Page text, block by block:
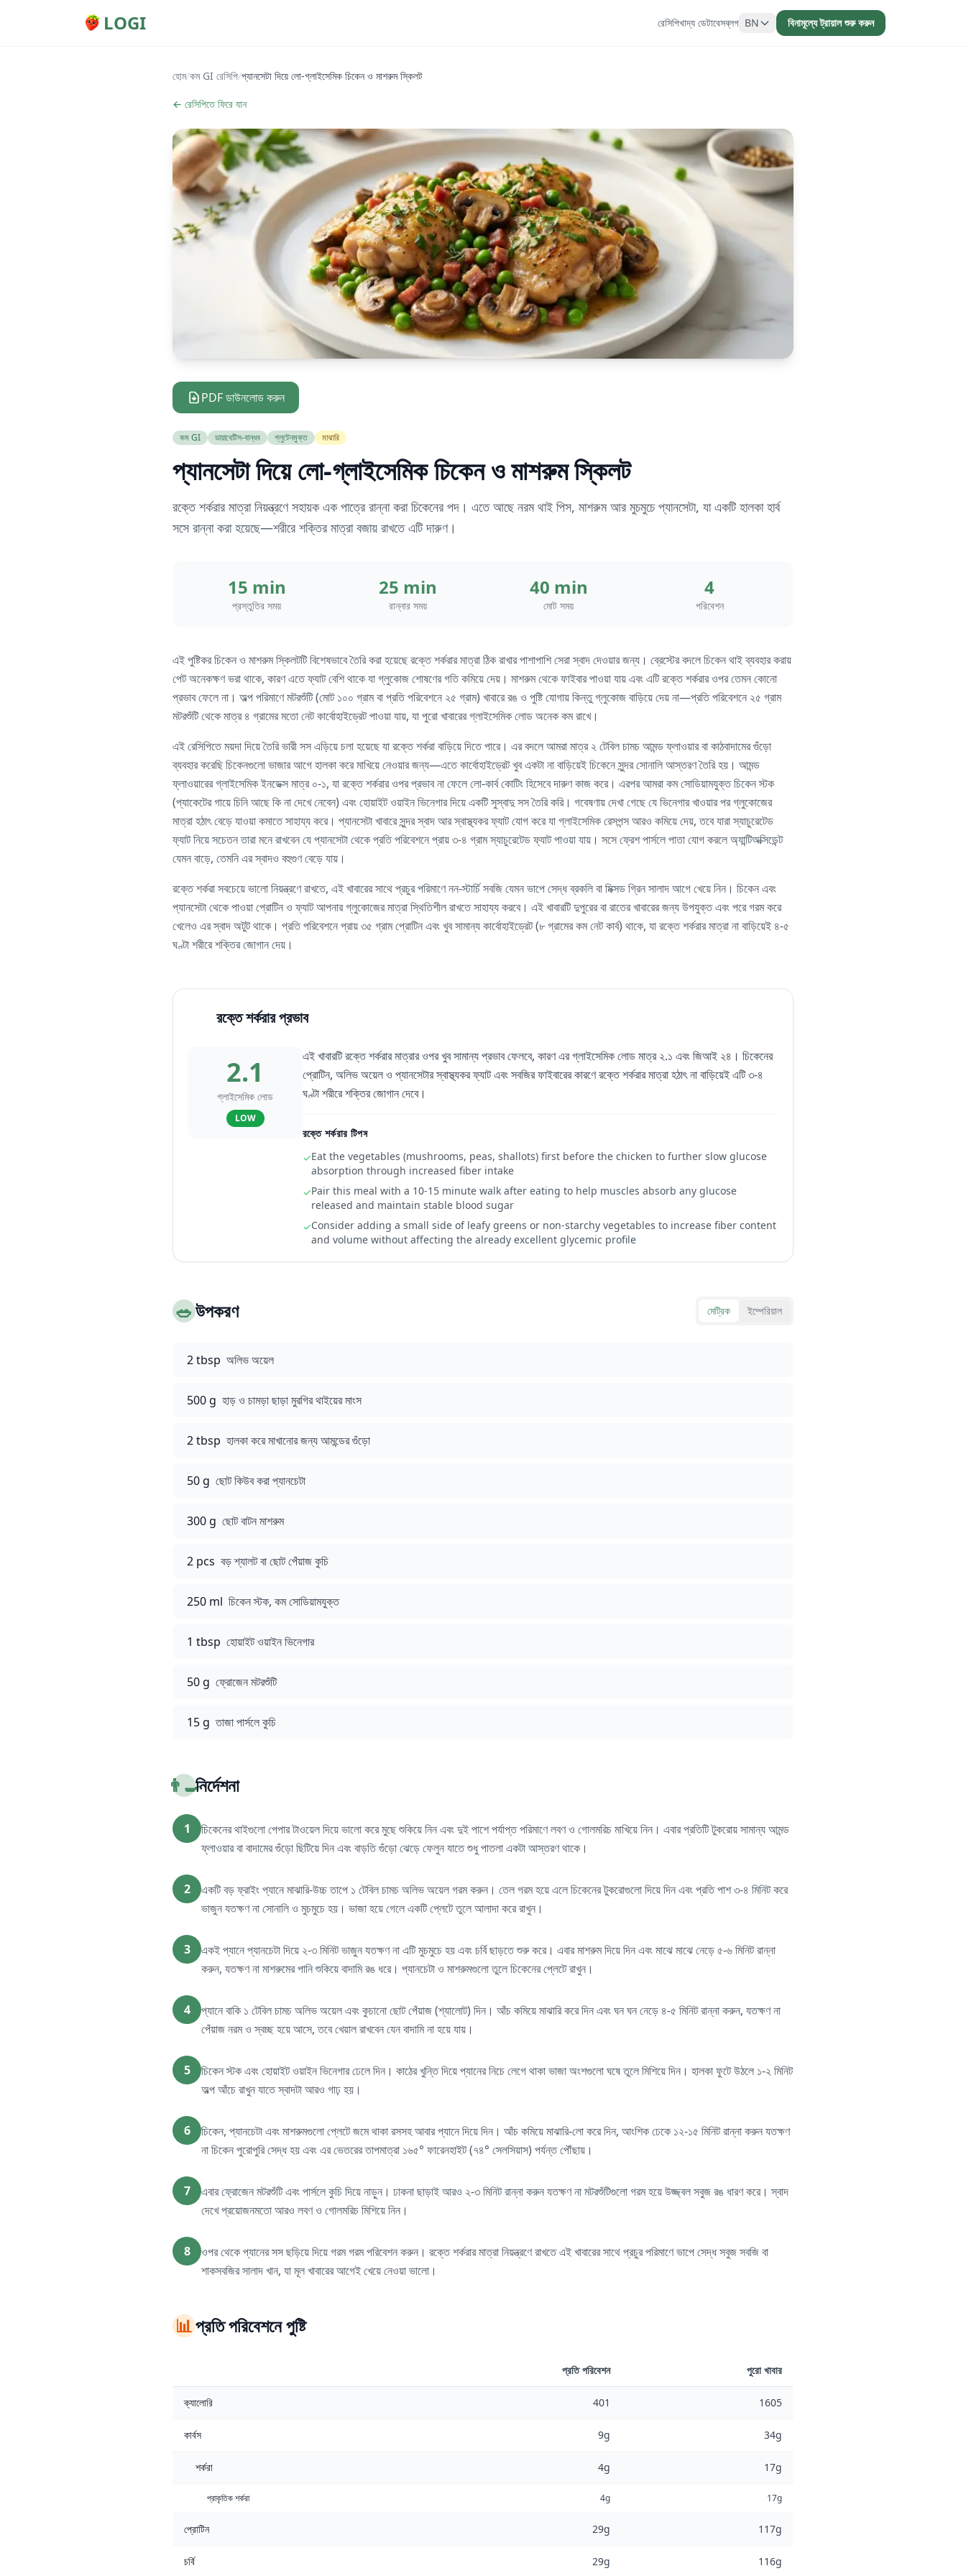
LOGI রেসিপিখাদ্য ডেটাবেসব্লগ BN বিনামূল্যে ট্রায়াল শুরু করুন
হোম/কম GI রেসিপি/প্যানসেটা দিয়ে লো-গ্লাইসেমিক চিকেন ও মাশরুম স্কিলট
← রেসিপিতে ফিরে যান
PDF ডাউনলোড করুন
কম GI ডায়াবেটিস-বান্ধব গ্লুটেনমুক্ত মাঝারি
প্যানসেটা দিয়ে লো-গ্লাইসেমিক চিকেন ও মাশরুম স্কিলট
রক্তে শর্করার মাত্রা নিয়ন্ত্রণে সহায়ক এক পাত্রে রান্না করা চিকেনের পদ। এতে আছে নরম থাই পিস, মাশরুম আর মুচমুচে প্যানসেটা, যা একটি হালকা হার্ব
সসে রান্না করা হয়েছে—শরীরে শক্তির মাত্রা বজায় রাখতে এটি দারুণ।
15 min
প্রস্তুতির সময়
25 min
রান্নার সময়
40 min
মোট সময়
4
পরিবেশন
এই পুষ্টিকর চিকেন ও মাশরুম স্কিলটটি বিশেষভাবে তৈরি করা হয়েছে রক্তে শর্করার মাত্রা ঠিক রাখার পাশাপাশি সেরা স্বাদ দেওয়ার জন্য। ব্রেস্টের বদলে চিকেন থাই ব্যবহার করায়
পেট অনেকক্ষণ ভরা থাকে, কারণ এতে ফ্যাট বেশি থাকে যা গ্লুকোজ শোষণের গতি কমিয়ে দেয়। মাশরুম থেকে ফাইবার পাওয়া যায় এবং এটি রক্তে শর্করার ওপর তেমন কোনো
প্রভাব ফেলে না। অল্প পরিমাণে মটরশুঁটি (মোট ১০০ গ্রাম বা প্রতি পরিবেশনে ২৫ গ্রাম) খাবারে রঙ ও পুষ্টি যোগায় কিন্তু গ্লুকোজ বাড়িয়ে দেয় না—প্রতি পরিবেশনে ২৫ গ্রাম
মটরশুঁটি থেকে মাত্র ৪ গ্রামের মতো নেট কার্বোহাইড্রেট পাওয়া যায়, যা পুরো খাবারের গ্লাইসেমিক লোড অনেক কম রাখে।
এই রেসিপিতে ময়দা দিয়ে তৈরি ভারী সস এড়িয়ে চলা হয়েছে যা রক্তে শর্করা বাড়িয়ে দিতে পারে। এর বদলে আমরা মাত্র ২ টেবিল চামচ আমন্ড ফ্লাওয়ার বা কাঠবাদামের গুঁড়ো
ব্যবহার করেছি চিকেনগুলো ভাজার আগে হালকা করে মাখিয়ে নেওয়ার জন্য—এতে কার্বোহাইড্রেট খুব একটা না বাড়িয়েই চিকেনে সুন্দর সোনালি আস্তরণ তৈরি হয়। আমন্ড
ফ্লাওয়ারের গ্লাইসেমিক ইনডেক্স মাত্র ০-১, যা রক্তে শর্করার ওপর প্রভাব না ফেলে লো-কার্ব কোটিং হিসেবে দারুণ কাজ করে। এরপর আমরা কম সোডিয়ামযুক্ত চিকেন স্টক
(প্যাকেটের গায়ে চিনি আছে কি না দেখে নেবেন) এবং হোয়াইট ওয়াইন ভিনেগার দিয়ে একটি সুস্বাদু সস তৈরি করি। গবেষণায় দেখা গেছে যে ভিনেগার খাওয়ার পর গ্লুকোজের
মাত্রা হঠাৎ বেড়ে যাওয়া কমাতে সাহায্য করে। প্যানসেটা খাবারে সুন্দর স্বাদ আর স্বাস্থ্যকর ফ্যাট যোগ করে যা গ্লাইসেমিক রেসপন্স আরও কমিয়ে দেয়, তবে যারা স্যাচুরেটেড
ফ্যাট নিয়ে সচেতন তারা মনে রাখবেন যে প্যানসেটা থেকে প্রতি পরিবেশনে প্রায় ৩-৪ গ্রাম স্যাচুরেটেড ফ্যাট পাওয়া যায়। সসে ফ্রেশ পার্সলে পাতা যোগ করলে অ্যান্টিঅক্সিডেন্ট
যেমন বাড়ে, তেমনি এর স্বাদও বহুগুণ বেড়ে যায়।
রক্তে শর্করা সবচেয়ে ভালো নিয়ন্ত্রণে রাখতে, এই খাবারের সাথে প্রচুর পরিমাণে নন-স্টার্চি সবজি যেমন ভাপে সেদ্ধ ব্রকলি বা মিক্সড গ্রিন সালাদ আগে খেয়ে নিন। চিকেন এবং
প্যানসেটা থেকে পাওয়া প্রোটিন ও ফ্যাট আপনার গ্লুকোজের মাত্রা স্থিতিশীল রাখতে সাহায্য করবে। এই খাবারটি দুপুরের বা রাতের খাবারের জন্য উপযুক্ত এবং পরে গরম করে
খেলেও এর স্বাদ অটুট থাকে। প্রতি পরিবেশনে প্রায় ৩৫ গ্রাম প্রোটিন এবং খুব সামান্য কার্বোহাইড্রেট (৮ গ্রামের কম নেট কার্ব) থাকে, যা রক্তে শর্করার মাত্রা না বাড়িয়েই ৪-৫
ঘণ্টা শরীরে শক্তির জোগান দেয়।
রক্তে শর্করার প্রভাব
2.1
গ্লাইসেমিক লোড
LOW
এই খাবারটি রক্তে শর্করার মাত্রার ওপর খুব সামান্য প্রভাব ফেলবে, কারণ এর গ্লাইসেমিক লোড মাত্র ২.১ এবং জিআই ২৪। চিকেনের
প্রোটিন, অলিভ অয়েল ও প্যানসেটার স্বাস্থ্যকর ফ্যাট এবং সবজির ফাইবারের কারণে রক্তে শর্করার মাত্রা হঠাৎ না বাড়িয়েই এটি ৩-৪
ঘণ্টা শরীরে শক্তির জোগান দেবে।
রক্তে শর্করার টিপস
✓Eat the vegetables (mushrooms, peas, shallots) first before the chicken to further slow glucose
absorption through increased fiber intake
✓Pair this meal with a 10-15 minute walk after eating to help muscles absorb any glucose
released and maintain stable blood sugar
✓Consider adding a small side of leafy greens or non-starchy vegetables to increase fiber content
and volume without affecting the already excellent glycemic profile
🥗উপকরণ মেট্রিক ইম্পেরিয়াল
2 tbsp অলিভ অয়েল
500 g হাড় ও চামড়া ছাড়া মুরগির থাইয়ের মাংস
2 tbsp হালকা করে মাখানোর জন্য আমন্ডের গুঁড়ো
50 g ছোট কিউব করা প্যানচেটা
300 g ছোট বাটন মাশরুম
2 pcs বড় শ্যালট বা ছোট পেঁয়াজ কুচি
250 ml চিকেন স্টক, কম সোডিয়ামযুক্ত
1 tbsp হোয়াইট ওয়াইন ভিনেগার
50 g ফ্রোজেন মটরশুঁটি
15 g তাজা পার্সলে কুচি
👨‍🍳নির্দেশনা
1
চিকেনের থাইগুলো পেপার টাওয়েল দিয়ে ভালো করে মুছে শুকিয়ে নিন এবং দুই পাশে পর্যাপ্ত পরিমাণে লবণ ও গোলমরিচ মাখিয়ে নিন। এবার প্রতিটি টুকরোয় সামান্য আমন্ড
ফ্লাওয়ার বা বাদামের গুঁড়ো ছিটিয়ে দিন এবং বাড়তি গুঁড়ো ঝেড়ে ফেলুন যাতে শুধু পাতলা একটা আস্তরণ থাকে।
2
একটি বড় ফ্রাইং প্যানে মাঝারি-উচ্চ তাপে ১ টেবিল চামচ অলিভ অয়েল গরম করুন। তেল গরম হয়ে এলে চিকেনের টুকরোগুলো দিয়ে দিন এবং প্রতি পাশ ৩-৪ মিনিট করে
ভাজুন যতক্ষণ না সোনালি ও মুচমুচে হয়। ভাজা হয়ে গেলে একটি প্লেটে তুলে আলাদা করে রাখুন।
3
একই প্যানে প্যানচেটা দিয়ে ২-৩ মিনিট ভাজুন যতক্ষণ না এটি মুচমুচে হয় এবং চর্বি ছাড়তে শুরু করে। এবার মাশরুম দিয়ে দিন এবং মাঝে মাঝে নেড়ে ৫-৬ মিনিট রান্না
করুন, যতক্ষণ না মাশরুমের পানি শুকিয়ে বাদামি রঙ ধরে। প্যানচেটা ও মাশরুমগুলো তুলে চিকেনের প্লেটে রাখুন।
4
প্যানে বাকি ১ টেবিল চামচ অলিভ অয়েল এবং কুচানো ছোট পেঁয়াজ (শ্যালোট) দিন। আঁচ কমিয়ে মাঝারি করে দিন এবং ঘন ঘন নেড়ে ৪-৫ মিনিট রান্না করুন, যতক্ষণ না
পেঁয়াজ নরম ও স্বচ্ছ হয়ে আসে, তবে খেয়াল রাখবেন যেন বাদামি না হয়ে যায়।
5
চিকেন স্টক এবং হোয়াইট ওয়াইন ভিনেগার ঢেলে দিন। কাঠের খুন্তি দিয়ে প্যানের নিচে লেগে থাকা ভাজা অংশগুলো ঘষে তুলে মিশিয়ে দিন। হালকা ফুটে উঠলে ১-২ মিনিট
অল্প আঁচে রাখুন যাতে স্বাদটা আরও গাঢ় হয়।
6
চিকেন, প্যানচেটা এবং মাশরুমগুলো প্লেটে জমে থাকা রসসহ আবার প্যানে দিয়ে দিন। আঁচ কমিয়ে মাঝারি-লো করে দিন, আংশিক ঢেকে ১২-১৫ মিনিট রান্না করুন যতক্ষণ
না চিকেন পুরোপুরি সেদ্ধ হয় এবং এর ভেতরের তাপমাত্রা ১৬৫° ফারেনহাইট (৭৪° সেলসিয়াস) পর্যন্ত পৌঁছায়।
7
এবার ফ্রোজেন মটরশুঁটি এবং পার্সলে কুচি দিয়ে নাড়ুন। ঢাকনা ছাড়াই আরও ২-৩ মিনিট রান্না করুন যতক্ষণ না মটরশুঁটিগুলো গরম হয়ে উজ্জ্বল সবুজ রঙ ধারণ করে। স্বাদ
দেখে প্রয়োজনমতো আরও লবণ ও গোলমরিচ মিশিয়ে নিন।
8
ওপর থেকে প্যানের সস ছড়িয়ে দিয়ে গরম গরম পরিবেশন করুন। রক্তে শর্করার মাত্রা নিয়ন্ত্রণে রাখতে এই খাবারের সাথে প্রচুর পরিমাণে ভাপে সেদ্ধ সবুজ সবজি বা
শাকসবজির সালাদ খান, যা মূল খাবারের আগেই খেয়ে নেওয়া ভালো।
📊প্রতি পরিবেশনে পুষ্টি
প্রতি পরিবেশন পুরো খাবার
ক্যালোরি 401 1605
কার্বস 9g 34g
শর্করা 4g 17g
প্রাকৃতিক শর্করা 4g 17g
প্রোটিন 29g 117g
চর্বি 29g 116g